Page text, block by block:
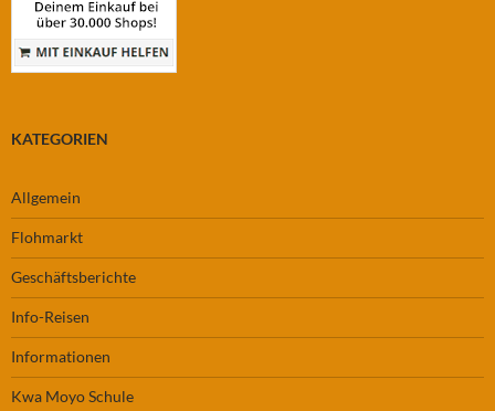
KATEGORIEN
Allgemein
Flohmarkt
Geschäftsberichte
Info-Reisen
Informationen
Kwa Moyo Schule